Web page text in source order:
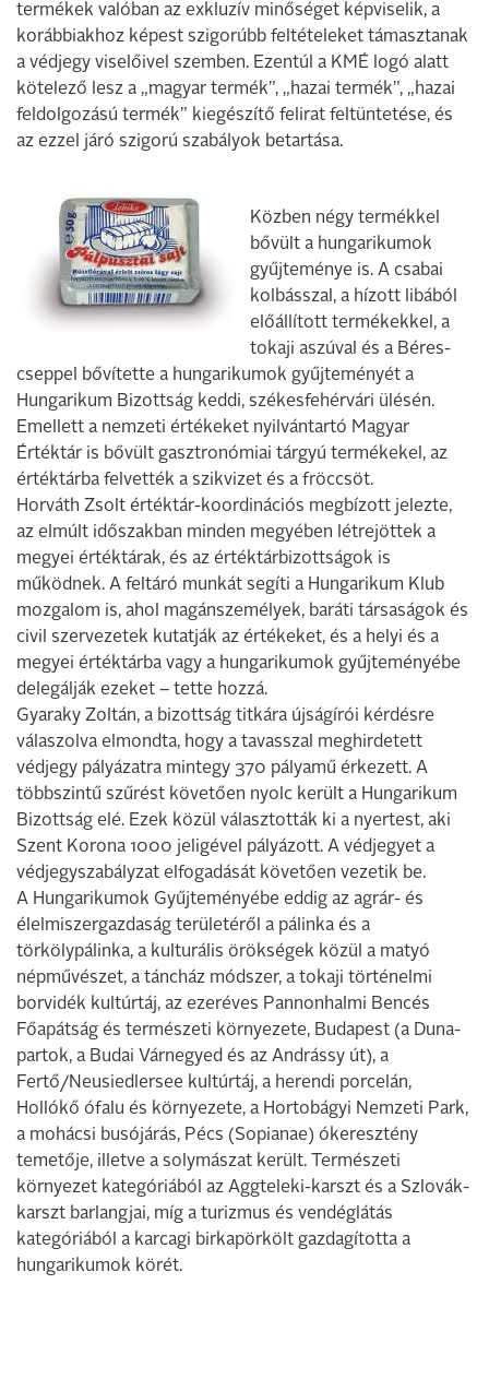
termékek valóban az exkluzív minőséget képviselik, a
korábbiakhoz képest szigorúbb feltételeket támasztanak
a védjegy viselőivel szemben. Ezentúl a KMÉ logó alatt
kötelező lesz a „magyar termék”, „hazai termék”, „hazai
feldolgozású termék” kiegészítő felirat feltüntetése, és
az ezzel járó szigorú szabályok betartása.
Közben négy termékkel
bővült a hungarikumok
gyűjteménye is. A csabai
kolbásszal, a hízott libából
előállított termékekkel, a
tokaji aszúval és a Béres-
cseppel bővítette a hungarikumok gyűjteményét a
Hungarikum Bizottság keddi, székesfehérvári ülésén.
Emellett a nemzeti értékeket nyilvántartó Magyar
Értéktár is bővült gasztronómiai tárgyú termékekel, az
értéktárba felvették a szikvizet és a fröccsöt.
Horváth Zsolt értéktár-koordinációs megbízott jelezte,
az elmúlt időszakban minden megyében létrejöttek a
megyei értéktárak, és az értéktárbizottságok is
működnek. A feltáró munkát segíti a Hungarikum Klub
mozgalom is, ahol magánszemélyek, baráti társaságok és
civil szervezetek kutatják az értékeket, és a helyi és a
megyei értéktárba vagy a hungarikumok gyűjteményébe
delegálják ezeket – tette hozzá.
Gyaraky Zoltán, a bizottság titkára újságírói kérdésre
válaszolva elmondta, hogy a tavasszal meghirdetett
védjegy pályázatra mintegy 370 pályamű érkezett. A
többszintű szűrést követően nyolc került a Hungarikum
Bizottság elé. Ezek közül választották ki a nyertest, aki
Szent Korona 1000 jeligével pályázott. A védjegyet a
védjegyszabályzat elfogadását követően vezetik be.
A Hungarikumok Gyűjteményébe eddig az agrár- és
élelmiszergazdaság területéről a pálinka és a
törkölypálinka, a kulturális örökségek közül a matyó
népművészet, a táncház módszer, a tokaji történelmi
borvidék kultúrtáj, az ezeréves Pannonhalmi Bencés
Főapátság és természeti környezete, Budapest (a Duna-
partok, a Budai Várnegyed és az Andrássy út), a
Fertő/Neusiedlersee kultúrtáj, a herendi porcelán,
Hollókő ófalu és környezete, a Hortobágyi Nemzeti Park,
a mohácsi busójárás, Pécs (Sopianae) ókeresztény
temetője, illetve a solymászat került. Természeti
környezet kategóriából az Aggteleki-karszt és a Szlovák-
karszt barlangjai, míg a turizmus és vendéglátás
kategóriából a karcagi birkapörkölt gazdagította a
hungarikumok körét.